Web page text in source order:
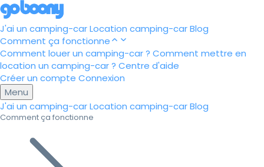
J'ai un camping-carLocation camping-carBlog
Comment ça fonctionne
Comment louer un camping-car ? Comment mettre en
location un camping-car ? Centre d'aide
Créer un compte Connexion
Menu
J'ai un camping-carLocation camping-carBlog
Comment ça fonctionne